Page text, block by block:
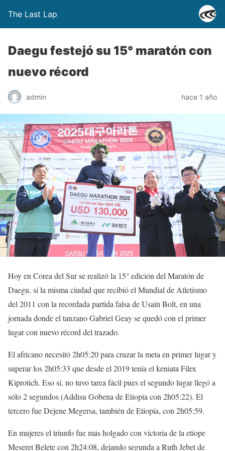
The Last Lap
Daegu festejó su 15° maratón con
nuevo récord
admin hace 1 año
Hoy en Corea del Sur se realizó la 15° edición del Maratón de
Daegu, sí la misma ciudad que recibió el Mundial de Atletismo
del 2011 con la recordada partida falsa de Usain Bolt, en una
jornada donde el tanzano Gabriel Geay se quedó con el primer
lugar con nuevo récord del trazado.
El africano necesitó 2h05:20 para cruzar la meta en primer lugar y
superar los 2h05:33 que desde el 2019 tenía el keniata Filex
Kiprotich. Eso sí, no tuvo tarea fácil pues el segundo lugar llegó a
sólo 2 segundos (Addisu Gobena de Etiopía con 2h05:22). El
tercero fue Dejene Megersa, también de Etiopía, con 2h05:59.
En mujeres el triunfo fue más holgado con victoria de la etíope
Meseret Belete con 2h24:08, dejando segunda a Ruth Jebet de